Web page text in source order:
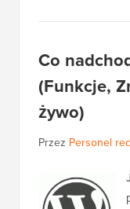
Co
(Funkcje,
żywo)
Przez Personel